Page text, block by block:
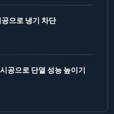
으로 냉기 차단
공으로 단열 성능 높이기